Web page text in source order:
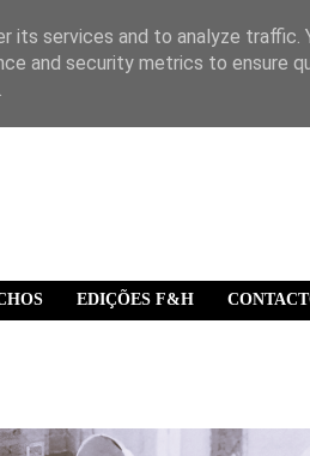
EDIÇÕES F&H
its services and to analyze traffic.
and security metrics to ensure